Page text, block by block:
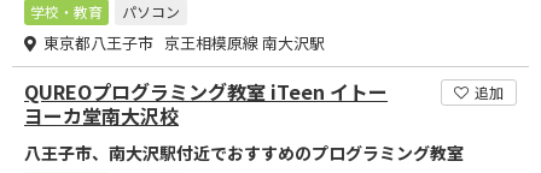
学校・教育 パソコン
東京都八王子市 京王相模原線 南大沢駅
QUREOプログラミング教室 iTeen イトー
ヨーカ堂南大沢校
追加
八王子市、南大沢駅付近でおすすめのプログラミング教室